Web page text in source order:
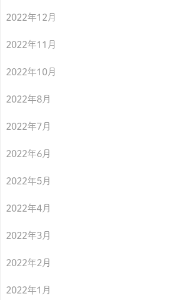
2022年12月
2022年11月
2022年10月
2022年8月
2022年7月
2022年6月
2022年5月
2022年4月
2022年3月
2022年2月
2022年1月